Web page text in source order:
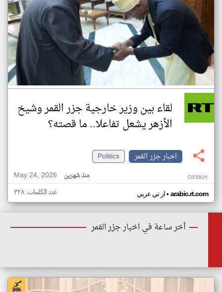
لقاء بين وزير خارجية جزر القمر وشيخ
الأزهر يشعل تفاعلا.. ما قصته؟
اخبار جزر القمر
Politics
May 24, 2026
منذ شهرين OX58UY
ار تي عربي• arabic.rt.com عدد الكلمات: ٣٢٨
أخر ساعة في اخبار جزر القمر